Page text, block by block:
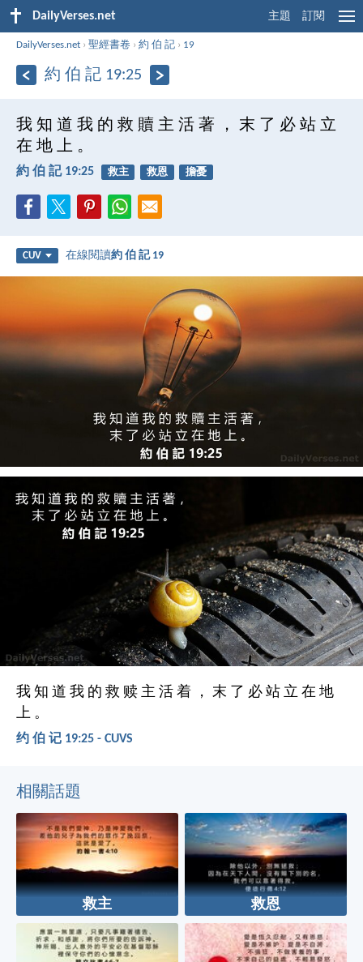
DailyVerses.net 主題 訂閱
DailyVerses.net ›聖經書卷 ›約 伯 記 › 19
約 伯 記 19:25
我 知 道 我 的 救 贖 主 活 著 ， 末 了 必 站 立
在 地 上 。
約 伯 記 19:25 救主 救恩 擔憂
CUV 在線閱讀約 伯 記 19
我 知 道 我 的 救 赎 主 活 着 ， 末 了 必 站 立 在 地
上 。
约 伯 记 19:25 - CUVS
相關話題
救主 救恩